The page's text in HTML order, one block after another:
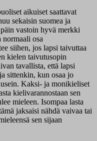
aikuiset saattavat
sekaisin suomea ja
vastoin hyvä merkki
normaali osa
siihen, jos lapsi taivuttaa
kielen taivutusopin
tavallista, että lapsi
sittenkin, kun osaa jo
Kaksi- ja monikieliset
kielivarannostaan sen
mieleen. Isompaa lasta
jaksaisi nähdä vaivaa tai
sen sijaan